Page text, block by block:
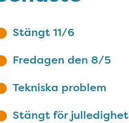
Stängt 11/6
Fredagen den 8/5
Tekniska problem
Stängt för julledighet